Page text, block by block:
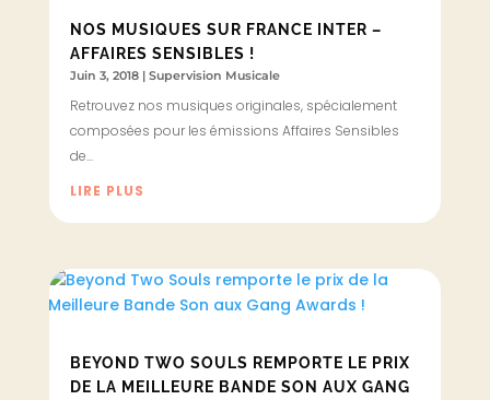
NOS MUSIQUES SUR FRANCE INTER –
AFFAIRES SENSIBLES !
Juin 3, 2018| Supervision Musicale
Retrouvez nos musiques originales, spécialement
composées pour les émissions Affaires Sensibles
de...
LIRE PLUS
BEYOND TWO SOULS REMPORTE LE PRIX
DE LA MEILLEURE BANDE SON AUX GANG